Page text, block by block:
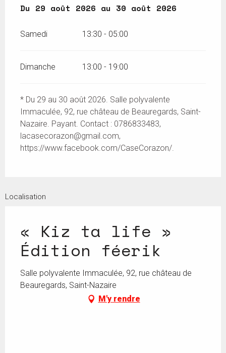
Du 29 août 2026 au 30 août 2026
Du 29 août 2026 au 30 août 2026
Samedi 13:30 - 05:00
Dimanche 13:00 - 19:00
* Du 29 au 30 août 2026. Salle polyvalente
Immaculée, 92, rue château de Beauregards, Saint-
Nazaire. Payant. Contact : 0786833483,
lacasecorazon@gmail.com,
https://www.facebook.com/CaseCorazon/.
Localisation
« Kiz ta life »
Édition féerik
Salle polyvalente Immaculée, 92, rue château de
Beauregards, Saint-Nazaire
M'y rendre